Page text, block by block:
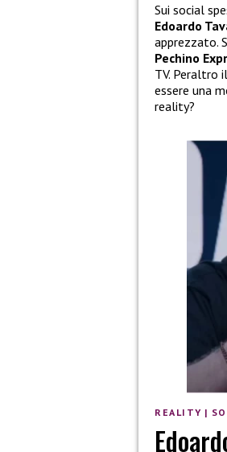
Sui social
Edoardo
apprezzato.
Pechino
TV. Peraltro
essere una
reality?
REALITY |